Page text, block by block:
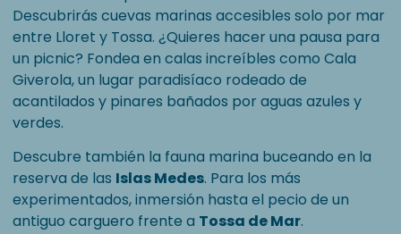
Descubrirás cuevas marinas accesibles solo por mar
entre Lloret y Tossa. ¿Quieres hacer una pausa para
un picnic? Fondea en calas increíbles como Cala
Giverola, un lugar paradisíaco rodeado de
acantilados y pinares bañados por aguas azules y
verdes.
Descubre también la fauna marina buceando en la
reserva de las Islas Medes. Para los más
experimentados, inmersión hasta el pecio de un
antiguo carguero frente a Tossa de Mar.